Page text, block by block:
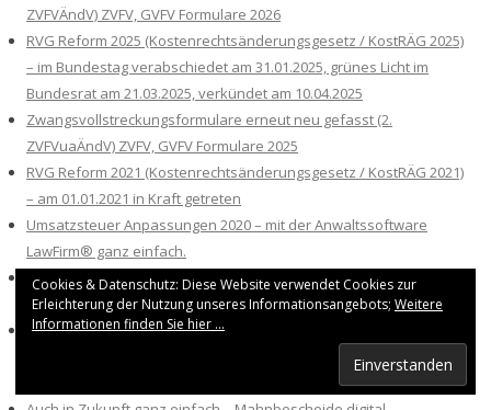
ZVFVÄndV) ZVFV, GVFV Formulare 2026
RVG Reform 2025 (Kostenrechtsänderungsgesetz / KostRÄG 2025)
– im Bundestag verabschiedet am 31.01.2025, grünes Licht im
Bundesrat am 21.03.2025, verkündet am 10.04.2025
Zwangsvollstreckungsformulare erneut neu gefasst (2.
ZVFVuaÄndV) ZVFV, GVFV Formulare 2025
RVG Reform 2021 (Kostenrechtsänderungsgesetz / KostRÄG 2021)
– am 01.01.2021 in Kraft getreten
Umsatzsteuer Anpassungen 2020 – mit der Anwaltssoftware
LawFirm® ganz einfach.
Neue Webseite zur Premium Kanzleisoftware LawFirm® ist
online: www.kanzleirechner.de
Elektronische Gerichtspost mit Anwaltspostfach (beA) und
Governikus Communicator – Upgrade auf die LawFirm
Cookies & Datenschutz: Diese Website verwendet Cookies zur
Erleichterung der Nutzung unseres Informationsangebots; Weitere
Informationen finden Sie hier ...